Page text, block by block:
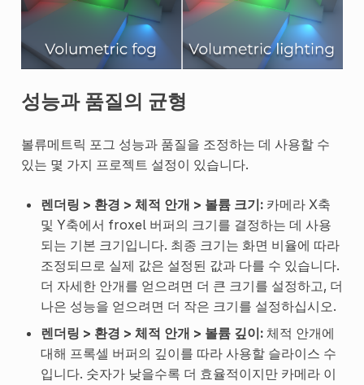
성능과 품질의 균형
볼류메트릭 포그 성능과 품질을 조정하는 데 사용할 수
있는 몇 가지 프로젝트 설정이 있습니다.
렌더링 > 환경 > 체적 안개 > 볼륨 크기:카메라 X축
및 Y축에서 froxel 버퍼의 크기를 결정하는 데 사용
되는 기본 크기입니다. 최종 크기는 화면 비율에 따라
조정되므로 실제 값은 설정된 값과 다를 수 있습니다.
더 자세한 안개를 얻으려면 더 큰 크기를 설정하고, 더
나은 성능을 얻으려면 더 작은 크기를 설정하십시오.
렌더링 > 환경 > 체적 안개 > 볼륨 깊이:체적 안개에
대해 프록셀 버퍼의 깊이를 따라 사용할 슬라이스 수
입니다. 숫자가 낮을수록 더 효율적이지만 카메라 이